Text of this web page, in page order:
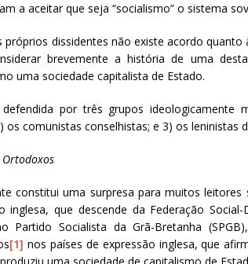
a aceitar que seja “socialismo” o sistema
próprios dissidentes não existe acordo
brevemente a história de uma
uma sociedade capitalista de Estado.
por três grupos ideologicamente
os comunistas conselhistas; e 3) os leninistas
constitui uma surpresa para muitos
inglesa, que descende da Federação
Partido Socialista da Grã-Bretanha
[1] nos países de expressão inglesa, que